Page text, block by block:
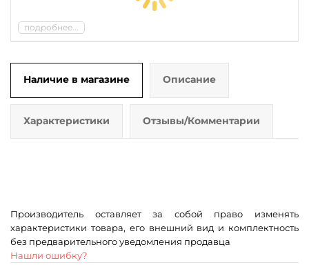
подробнее...
Наличие в магазине Описание
Характеристики Отзывы/Комментарии
Производитель оставляет за собой право изменять
характеристики товара, его внешний вид и комплектность
без предварительного уведомления продавца
Нашли ошибку?